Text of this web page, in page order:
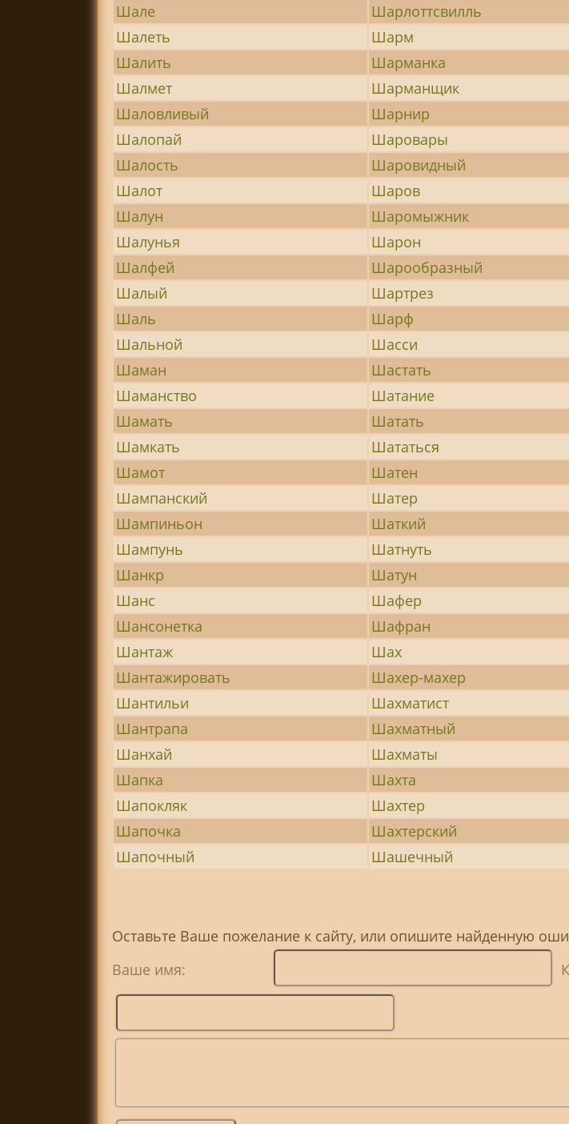
Шале
Шарлоттсвилль
Шалеть
Шарм
Шалить
Шарманка
Шалмет
Шарманщик
Шаловливый
Шарнир
Шалопай
Шаровары
Шалость
Шаровидный
Шалот
Шаров
Шалун
Шаромыжник
Шалунья
Шарон
Шалфей
Шарообразный
Шалый
Шартрез
Шаль
Шарф
Шальной
Шасси
Шаман
Шастать
Шаманство
Шатание
Шамать
Шатать
Шамкать
Шататься
Шамот
Шатен
Шампанский
Шатер
Шампиньон
Шаткий
Шампунь
Шатнуть
Шанкр
Шатун
Шанс
Шафер
Шансонетка
Шафран
Шантаж
Шах
Шантажировать
Шахер-махер
Шантильи
Шахматист
Шантрапа
Шахматный
Шанхай
Шахматы
Шапка
Шахта
Шапокляк
Шахтер
Шапочка
Шахтерский
Шапочный
Шашечный
Оставьте Ваше пожелание к сайту, или опишите найденную
Ваше имя: